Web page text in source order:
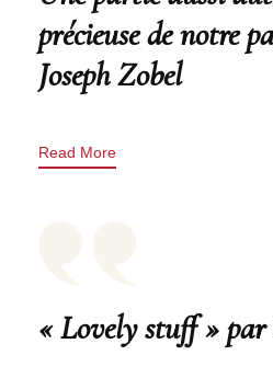
précieuse de notre
Joseph Zobel
Read More
« Lovely stuff » par